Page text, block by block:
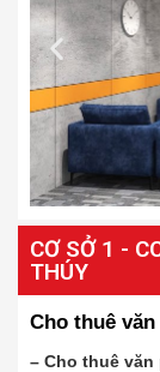
CƠ SỞ 1 -
THÚY
Cho thuê
– Cho thuê